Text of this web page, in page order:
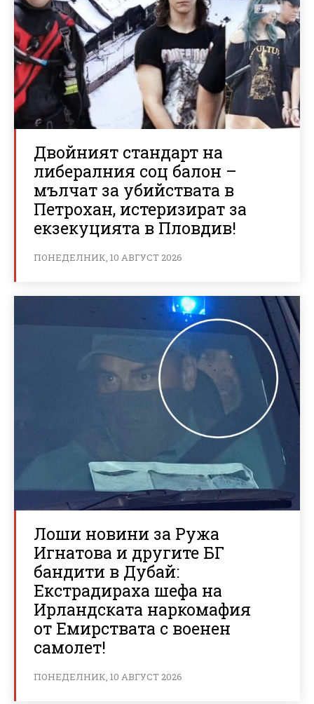
Двойният стандарт на
либералния соц балон –
мълчат за убийствата в
Петрохан, истеризират за
екзекуцията в Пловдив!
ПОНЕДЕЛНИК, 10 АВГУСТ 2026
Лоши новини за Ружа
Игнатова и другите БГ
бандити в Дубай:
Екстрадираха шефа на
Ирландската наркомафия
от Емирствата с военен
самолет!
ПОНЕДЕЛНИК, 10 АВГУСТ 2026